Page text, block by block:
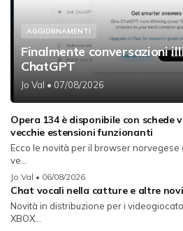
AGGIORNAMENTI
Finalmente conversazioni
ChatGPT
Jo Val • 07/08/2026
Opera 134 è disponibile con schede
vecchie estensioni funzionanti
Ecco le novità per il browser norvegese
ve...
Jo Val • 06/08/2026
Chat vocali nella catture e altre
Novità in distribuzione per i
XBOX...